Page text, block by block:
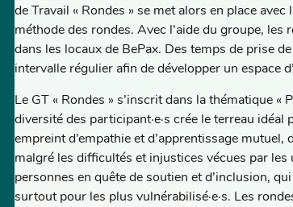
de Travail « Rondes » se met alors en place avec
méthode des rondes. Avec l’aide du groupe,
dans les locaux de BePax. Des temps de prise
intervalle régulier afin de développer un espace
Le GT « Rondes » s’inscrit dans la thématique «
diversité des participant·e·s crée le terreau
empreint d’empathie et d’apprentissage
malgré les difficultés et injustices vécues par les
personnes en quête de soutien et d’inclusion,
surtout pour les plus vulnérabilisé·e·s. Les